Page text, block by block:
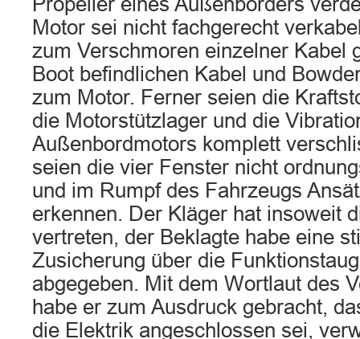
Motor sei nicht fachgerecht
zum Verschmoren einzelner Kabel
Boot befindlichen Kabel und
zum Motor. Ferner seien die
die Motorstützlager und die
Außenbordmotors komplett
seien die vier Fenster nicht
und im Rumpf des Fahrzeugs
erkennen. Der Kläger hat insoweit
vertreten, der Beklagte habe eine
Zusicherung über die
abgegeben. Mit dem Wortlaut des
habe er zum Ausdruck gebracht,
die Elektrik angeschlossen sei,